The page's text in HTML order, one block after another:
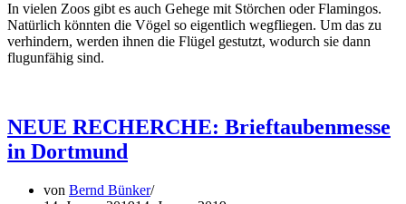
In vielen Zoos gibt es auch Gehege mit Störchen oder Flamingos.
Natürlich könnten die Vögel so eigentlich wegfliegen. Um das zu
verhindern, werden ihnen die Flügel gestutzt, wodurch sie dann
flugunfähig sind.
NEUE RECHERCHE: Brieftaubenmesse
in Dortmund
von Bernd Bünker